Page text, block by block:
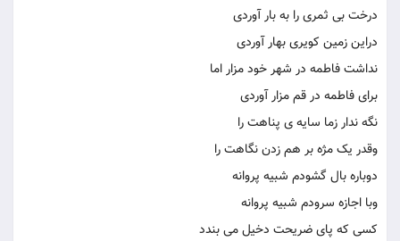
درخت بی ثمری را به بار آوردی
دراین زمین کویری بهار آوردی
نداشت فاطمه در شهر خود مزار اما
برای فاطمه در قم مزار آوردی
نگه ندار زما سایه ی پناهت را
وقدر یک مژه بر هم زدن نگاهت را
دوباره بال گشودم شبیه پروانه
وبا اجازه سرودم شبیه پروانه
کسی که پای ضریحت دخیل می بندد